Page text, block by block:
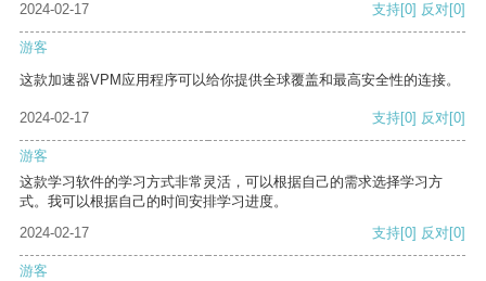
2024-02-17 支持[0] 反对[0]
游客
这款加速器VPM应用程序可以给你提供全球覆盖和最高安全性的连接。
2024-02-17 支持[0] 反对[0]
游客
这款学习软件的学习方式非常灵活，可以根据自己的需求选择学习方
式。我可以根据自己的时间安排学习进度。
2024-02-17
支持[0] 反对[0]
游客